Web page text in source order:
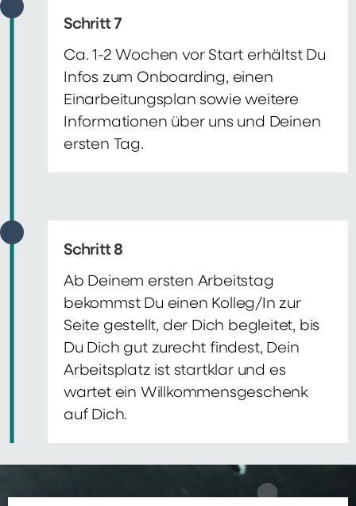
Schritt 7
Ca. 1-2 Wochen vor Start erhältst Du
Infos zum Onboarding, einen
Einarbeitungsplan sowie weitere
Informationen über uns und Deinen
ersten Tag.
Schritt 8
Ab Deinem ersten Arbeitstag
bekommst Du einen Kolleg/In zur
Seite gestellt, der Dich begleitet, bis
Du Dich gut zurecht findest, Dein
Arbeitsplatz ist startklar und es
wartet ein Willkommensgeschenk
auf Dich.